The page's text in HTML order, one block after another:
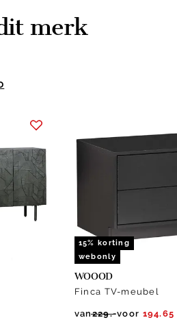
merk
15% korting
webonly
WOOOD
Finca TV-meubel
van229.-voor 194.65